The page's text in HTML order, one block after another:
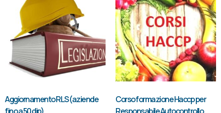
Aggiornamento RLS (aziende
Corso formazione Haccp per